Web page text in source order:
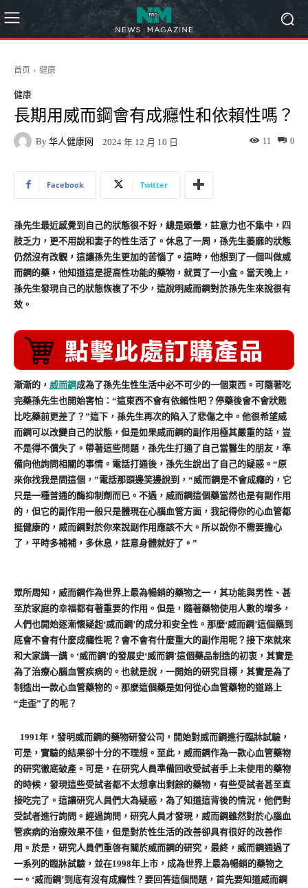
首页 健康
健康
長期用威而鋼會有成癮性和依賴性嗎？
By 华人健康网 2024 年 12 月 10 日 0
11
Facebook Twitter
孫先生最近感覺到自己的狀態很不好，總是頭暈，註意力也不集中，四
肢乏力，更不用說和妻子的性生活了。休息了一周，孫先生萎靡的狀態
仍然沒有改觀，這讓孫先生更加的苦惱了。這時，他想到了一個叫做威
而鋼的藥，他知道這是提高性功能的藥物，就買了一小盒。當天晚上，
孫先生發現自己的狀態恢複了不少，這說明威而鋼對於孫先生來說很有
效。
漸漸的， 威而鋼成為了孫先生性生活中必不可少的一個東西。可隨著吃
完藥孫先生也開始害怕：“這東西不會有依賴性吧？停藥後會不會狀態
比吃藥前更差了？”這下，孫先生再次的陷入了悲傷之中。他很希望威
而鋼可以改變自己的狀態，但是如果威而鋼的副作用極其嚴重的話，豈
不是得不償失了。帶著這些問題，孫先生打通了自己當醫生的朋友，準
備向他詢問相關的事情。電話打通後，孫先生說出了自己的疑惑。“原
來你找我是問這個，”電話那頭邊笑邊說到，“威而鋼是不會成癮的，它
只是一種普通的酶抑制劑而已。不過，威而鋼這個藥當然也是有副作用
的，但它的副作用一般只是體現在心腦血管方面，我記得你的心血管都
挺健康的，威而鋼對於你來說副作用應該不大。所以說你不需要擔心
了，平時多補補，多休息，註意身體就好了。”
眾所周知，威而鋼作為世界上最為暢銷的藥物之一，其功能與男性、甚
至於家庭的幸福都有著重要的作用。但是，隨著藥物使用人數的增多，
人們也開始逐漸懷疑起‘威而鋼’的成分和安全性。那麼‘威而鋼’這個藥到
底會不會有什麼成癮性呢？會不會有什麼重大的副作用呢？接下來就來
和大家講一講。‘威而鋼’的發展史‘威而鋼’這個藥品制造的初衷，其實是
為了治療心腦血管疾病的。也就是說，一開始的研究目標，其實是為了
制造出一款心血管藥物的。那麼這個藥是如何從心血管藥物的道路上
“走歪”了的呢？
1991年，發明威而鋼的藥物研發公司，開始對威而鋼進行臨牀試驗，
可是，實驗的結果卻十分的不理想。至此，威而鋼作為一款心血管藥物
的研究徹底破產。可是，在研究人員準備回收受試者手上未使用的藥物
的時候，發現這些受試者都不太想拿出剩餘的藥物，有些受試者甚至直
接吃完了。這讓研究人員們大為疑惑，為了知道這背後的情況，他們對
受試者進行詢問。經過詢問，研究人員才發現，威而鋼雖然對於心腦血
管疾病的治療效果不佳，但是對於性生活的改善卻具有很好的改善作
用。於是，研究人員們重啓有關於威而鋼的研究，最終，威而鋼通過了
一系列的臨牀試驗，並在1998年上市，成為世界上最為暢銷的藥物之
一。‘威而鋼’到底有沒有成癮性？要回答這個問題，首先要知道威而鋼